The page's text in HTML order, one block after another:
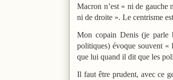
Macron n’est « ni de gauche
ni de droite ». Le centrisme
Mon copain Denis (je parle
politiques) évoque souvent «
que lui quand il dit que les
Il faut être prudent, avec ce